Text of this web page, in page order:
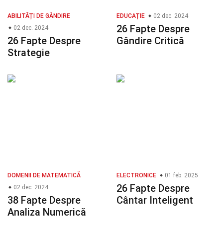
ABILITĂȚI DE GÂNDIRE
02 dec. 2024
26 Fapte Despre
Strategie
EDUCAȚIE 02 dec. 2024
26 Fapte Despre
Gândire Critică
DOMENII DE MATEMATICĂ
02 dec. 2024
38 Fapte Despre
Analiza Numerică
ELECTRONICE 01 feb. 2025
26 Fapte Despre
Cântar Inteligent